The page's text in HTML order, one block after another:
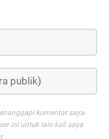
komentar saya
ini untuk lain kali saya